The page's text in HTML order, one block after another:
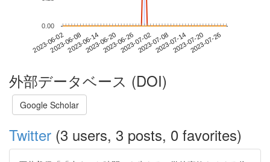
2023-06-022023-06-082023-06-142023-06-202023-06-262023-07-022023-07-082023-07-142023-07-202023-07-26
0.00
外部データベース (DOI)
Google Scholar
Twitter (3 users, 3 posts, 0 favorites)